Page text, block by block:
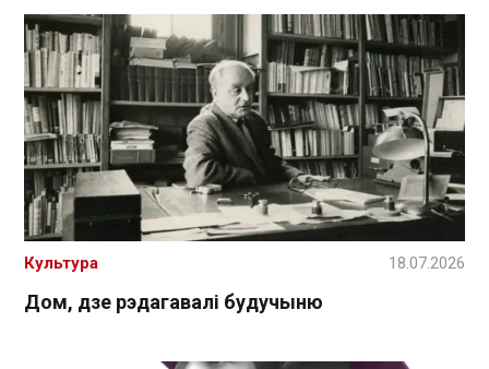
Дом, дзе рэдагавалі будучыню
Культура 18.07.2026